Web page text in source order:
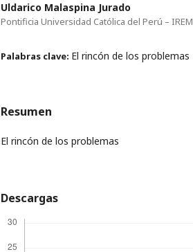
Uldarico Malaspina Jurado
Pontificia Universidad Católica del Perú – IREM
Palabras clave: El rincón de los problemas
Resumen
El rincón de los problemas
Descargas